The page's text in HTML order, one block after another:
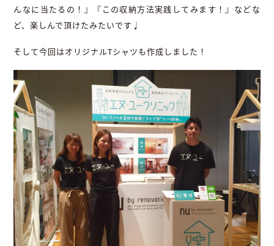
んなに当たるの！』『この収納方法実践してみます！』などな
ど、楽しんで頂けたみたいです♩
そして今回はオリジナルTシャツも作成しました！